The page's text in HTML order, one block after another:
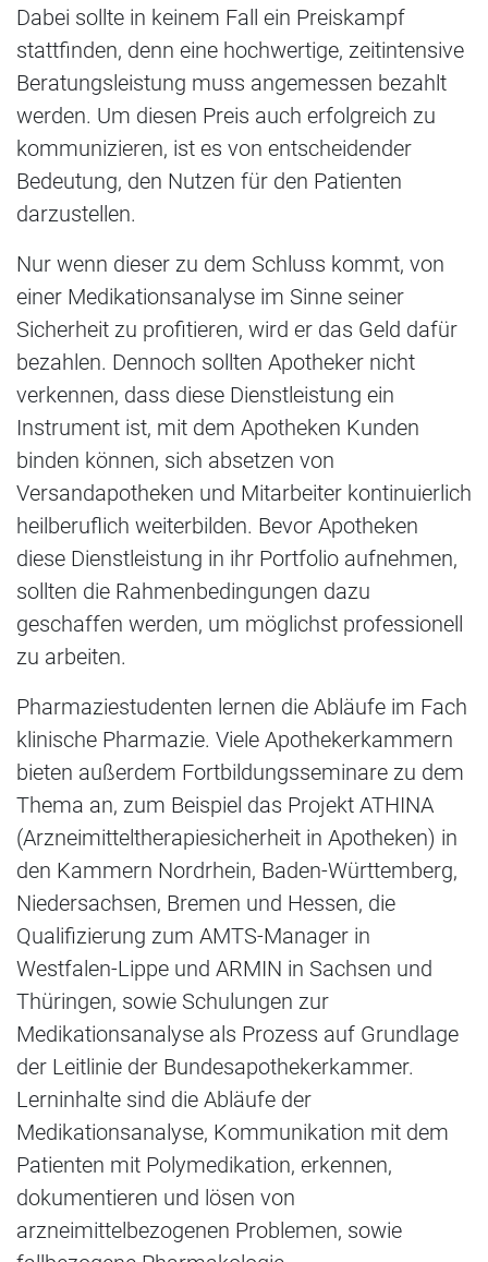
Dabei sollte in keinem Fall ein Preiskampf
stattfinden, denn eine hochwertige, zeitintensive
Beratungsleistung muss angemessen bezahlt
werden. Um diesen Preis auch erfolgreich zu
kommunizieren, ist es von entscheidender
Bedeutung, den Nutzen für den Patienten
darzustellen.
Nur wenn dieser zu dem Schluss kommt, von
einer Medikationsanalyse im Sinne seiner
Sicherheit zu profitieren, wird er das Geld dafür
bezahlen. Dennoch sollten Apotheker nicht
verkennen, dass diese Dienstleistung ein
Instrument ist, mit dem Apotheken Kunden
binden können, sich absetzen von
Versandapotheken und Mitarbeiter kontinuierlich
heilberuflich weiterbilden. Bevor Apotheken
diese Dienstleistung in ihr Portfolio aufnehmen,
sollten die Rahmenbedingungen dazu
geschaffen werden, um möglichst professionell
zu arbeiten.
Pharmaziestudenten lernen die Abläufe im Fach
klinische Pharmazie. Viele Apothekerkammern
bieten außerdem Fortbildungsseminare zu dem
Thema an, zum Beispiel das Projekt ATHINA
(Arzneimitteltherapiesicherheit in Apotheken) in
den Kammern Nordrhein, Baden-Württemberg,
Niedersachsen, Bremen und Hessen, die
Qualifizierung zum AMTS-Manager in
Westfalen-Lippe und ARMIN in Sachsen und
Thüringen, sowie Schulungen zur
Medikationsanalyse als Prozess auf Grundlage
der Leitlinie der Bundesapothekerkammer.
Lerninhalte sind die Abläufe der
Medikationsanalyse, Kommunikation mit dem
Patienten mit Polymedikation, erkennen,
dokumentieren und lösen von
arzneimittelbezogenen Problemen, sowie